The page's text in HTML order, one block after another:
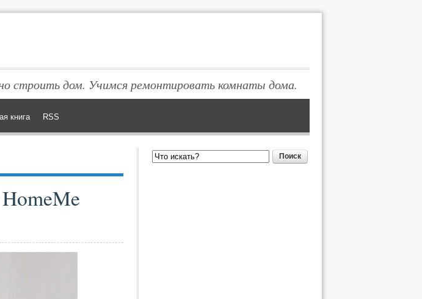
строить дом. Учимся ремонтировать комнаты дома.
книга RSS
Поиск